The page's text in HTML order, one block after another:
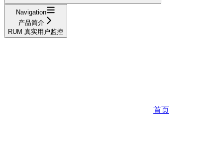
Navigation
产品简介
RUM 真实用户监控
首页